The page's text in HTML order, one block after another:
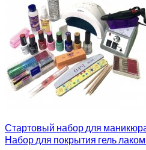
Стартовый набор для
Набор для покрытия гель